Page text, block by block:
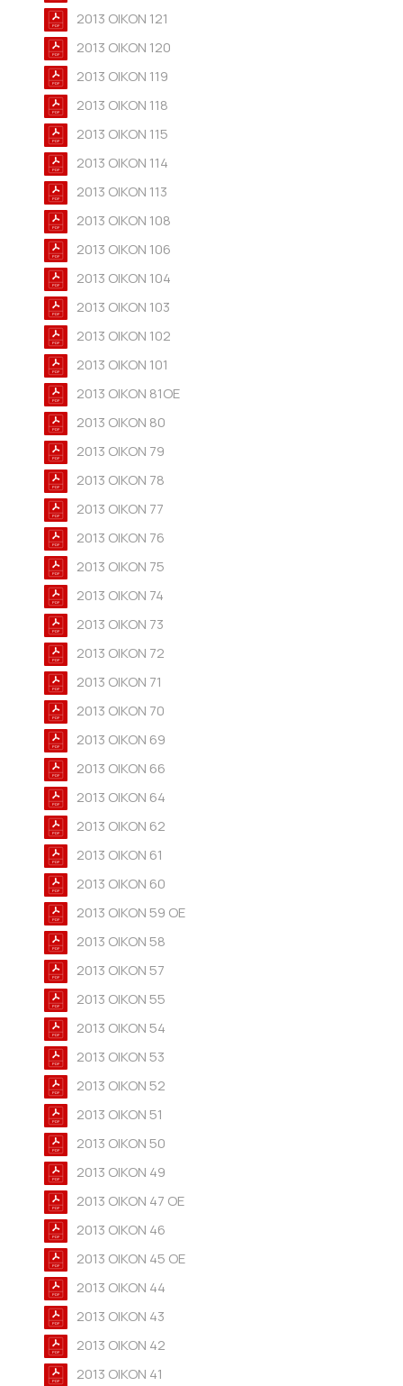
2013 OIKON 121
2013 OIKON 120
2013 OIKON 119
2013 OIKON 118
2013 OIKON 115
2013 OIKON 114
2013 OIKON 113
2013 OIKON 108
2013 OIKON 106
2013 OIKON 104
2013 OIKON 103
2013 OIKON 102
2013 OIKON 101
2013 OIKON 81OE
2013 OIKON 80
2013 OIKON 79
2013 OIKON 78
2013 OIKON 77
2013 OIKON 76
2013 OIKON 75
2013 OIKON 74
2013 OIKON 73
2013 OIKON 72
2013 OIKON 71
2013 OIKON 70
2013 OIKON 69
2013 OIKON 66
2013 OIKON 64
2013 OIKON 62
2013 OIKON 61
2013 OIKON 60
2013 OIKON 59 OE
2013 OIKON 58
2013 OIKON 57
2013 OIKON 55
2013 OIKON 54
2013 OIKON 53
2013 OIKON 52
2013 OIKON 51
2013 OIKON 50
2013 OIKON 49
2013 OIKON 47 OE
2013 OIKON 46
2013 OIKON 45 OE
2013 OIKON 44
2013 OIKON 43
2013 OIKON 42
2013 OIKON 41